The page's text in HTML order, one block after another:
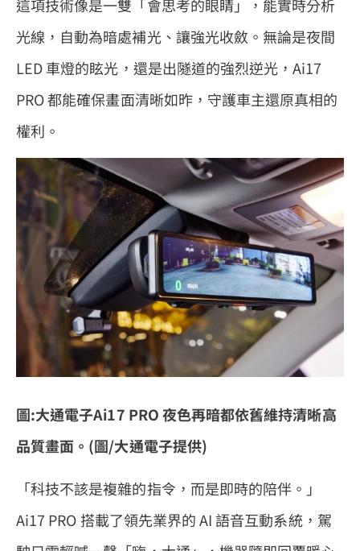
這項技術像是一雙「會思考的眼睛」，能實時分析
光線，自動為暗處補光、讓強光收斂。無論是夜間
LED 車燈的眩光，還是出隧道的強烈逆光，Ai17
PRO 都能確保畫面清晰如昨，守護車主還原真相的
權利。
圖:大通電子Ai17 PRO 夜色再暗都依舊維持清晰高
品質畫面。(圖/大通電子提供)
「科技不該是複雜的指令，而是即時的陪伴。」
Ai17 PRO 搭載了領先業界的 AI 語音互動系統，駕